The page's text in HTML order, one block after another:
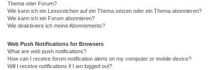
Thema oder Forum?
Wie kann ich ein Lesezeichen auf ein Thema setzen oder ein Thema abonnieren?
Wie kann ich ein Forum abonnieren?
Wie deaktiviere ich meine Abonnements?
Web Push Notifications for Browsers
What are web push notifications?
How can I receive forum notification alerts on my computer or mobile device?
Will I receive notifications if I am logged out?